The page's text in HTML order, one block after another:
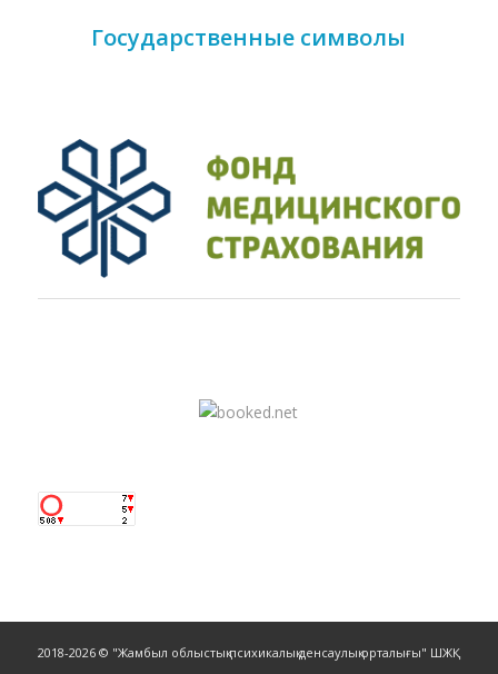
Государственные символы
2018-2026 © "Жамбыл облыстық психикалық денсаулық орталығы" ШЖҚ